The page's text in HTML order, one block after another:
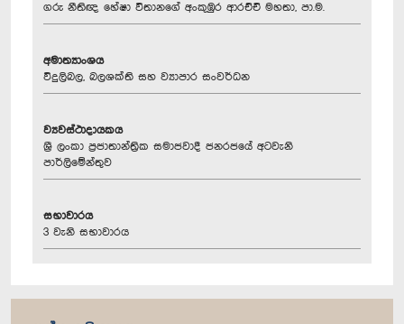
ගරු නීතිඥ හේෂා විතානගේ අංකුඹුර ආරච්චි මහතා, පා.ම.
අමාත්‍යාංශය
විදුලිබල, බලශක්ති සහ ව්‍යාපාර සංවර්ධන
ව්‍යවස්ථාදායකය
ශ්‍රී ලංකා ප්‍රජාතාන්ත්‍රික සමාජවාදී ජනරජයේ අටවැනි
පාර්ලිමේන්තුව
සභාවාරය
3 වැනි සභාවාරය